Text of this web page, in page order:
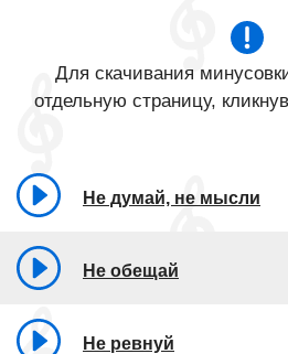
Для скачивания
отдельную страницу,
Не думай, не мысли
Не обещай
Не ревнуй